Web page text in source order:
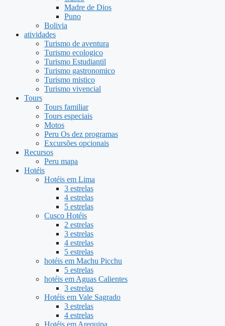
Madre de Dios
Puno
Bolivia
atividades
Turismo de aventura
Turismo ecologico
Turismo Estudiantil
Turismo gastronomico
Turismo mistico
Turismo vivencial
Tours
Tours familiar
Tours especiais
Motos
Peru Os dez programas
Excursões opcionais
Recursos
Peru mapa
Hotéis
Hotéis em Lima
3 estrelas
4 estrelas
5 estrelas
Cusco Hotéis
2 estrelas
3 estrelas
4 estrelas
5 estrelas
hotéis em Machu Picchu
5 estrelas
hotéis em Aguas Calientes
3 estrelas
Hotéis em Vale Sagrado
3 estrelas
4 estrelas
Hotéis em Arequipa